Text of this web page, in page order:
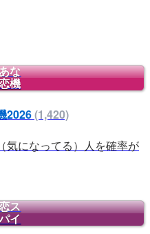
な
機
2026(1,420)
気になってる）人を確率が
ス
イ